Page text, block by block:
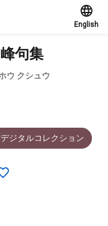
English
句集
ウ クシュウ
ジタルコレクション